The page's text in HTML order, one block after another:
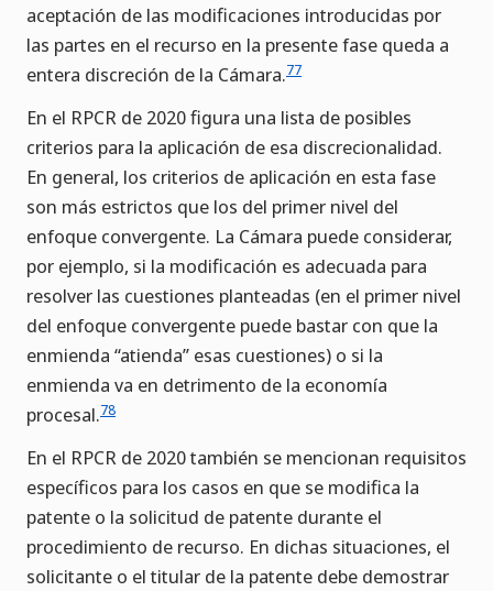
aceptación de las modificaciones introducidas por
las partes en el recurso en la presente fase queda a
entera discreción de la Cámara.77
En el RPCR de 2020 figura una lista de posibles
criterios para la aplicación de esa discrecionalidad.
En general, los criterios de aplicación en esta fase
son más estrictos que los del primer nivel del
enfoque convergente. La Cámara puede considerar,
por ejemplo, si la modificación es adecuada para
resolver las cuestiones planteadas (en el primer nivel
del enfoque convergente puede bastar con que la
enmienda “atienda” esas cuestiones) o si la
enmienda va en detrimento de la economía
procesal.78
En el RPCR de 2020 también se mencionan requisitos
específicos para los casos en que se modifica la
patente o la solicitud de patente durante el
procedimiento de recurso. En dichas situaciones, el
solicitante o el titular de la patente debe demostrar